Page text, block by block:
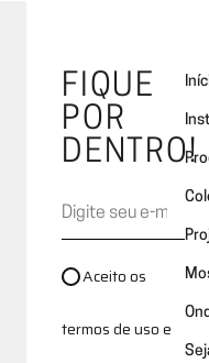
FIQUE
POR
DENTRO!
Aceito os
termos de uso e